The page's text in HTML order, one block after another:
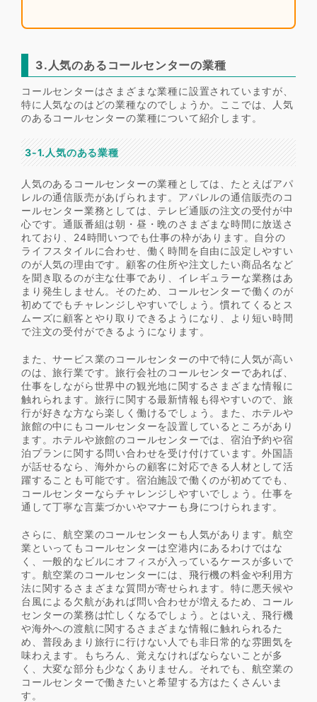
3.人気のあるコールセンターの業種
コールセンターはさまざまな業種に設置されていますが、
特に人気なのはどの業種なのでしょうか。ここでは、人気
のあるコールセンターの業種について紹介します。
3-1.人気のある業種
人気のあるコールセンターの業種としては、たとえばアパ
レルの通信販売があげられます。アパレルの通信販売のコ
ールセンター業務としては、テレビ通販の注文の受付が中
心です。通販番組は朝・昼・晩のさまざまな時間に放送さ
れており、24時間いつでも仕事の枠があります。自分の
ライフスタイルに合わせ、働く時間を自由に設定しやすい
のが人気の理由です。顧客の住所や注文したい商品名など
を聞き取るのが主な仕事であり、イレギュラーな業務はあ
まり発生しません。そのため、コールセンターで働くのが
初めてでもチャレンジしやすいでしょう。慣れてくるとス
ムーズに顧客とやり取りできるようになり、より短い時間
で注文の受付ができるようになります。
また、サービス業のコールセンターの中で特に人気が高い
のは、旅行業です。旅行会社のコールセンターであれば、
仕事をしながら世界中の観光地に関するさまざまな情報に
触れられます。旅行に関する最新情報も得やすいので、旅
行が好きな方なら楽しく働けるでしょう。また、ホテルや
旅館の中にもコールセンターを設置しているところがあり
ます。ホテルや旅館のコールセンターでは、宿泊予約や宿
泊プランに関する問い合わせを受け付けています。外国語
が話せるなら、海外からの顧客に対応できる人材として活
躍することも可能です。宿泊施設で働くのが初めてでも、
コールセンターならチャレンジしやすいでしょう。仕事を
通して丁寧な言葉づかいやマナーも身につけられます。
さらに、航空業のコールセンターも人気があります。航空
業といってもコールセンターは空港内にあるわけではな
く、一般的なビルにオフィスが入っているケースが多いで
す。航空業のコールセンターには、飛行機の料金や利用方
法に関するさまざまな質問が寄せられます。特に悪天候や
台風による欠航があれば問い合わせが増えるため、コール
センターの業務は忙しくなるでしょう。とはいえ、飛行機
や海外への渡航に関するさまざまな情報に触れられるた
め、普段あまり旅行に行けない人でも非日常的な雰囲気を
味わえます。もちろん、覚えなければならないことが多
く、大変な部分も少なくありません。それでも、航空業の
コールセンターで働きたいと希望する方はたくさんいま
す。